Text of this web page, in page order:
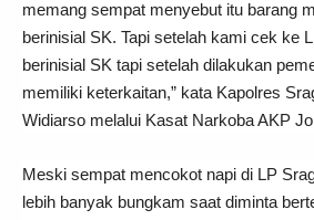
memang sempat menyebut itu barang
berinisial SK. Tapi setelah kami cek ke
berinisial SK tapi setelah dilakukan
memiliki keterkaitan,” kata Kapolres
Widiarso melalui Kasat Narkoba AKP
Meski sempat mencokot napi di LP
lebih banyak bungkam saat diminta